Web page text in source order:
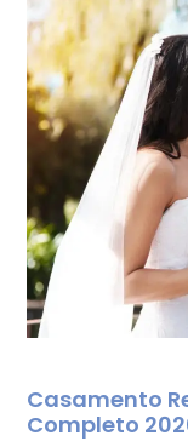
Casamento
Completo